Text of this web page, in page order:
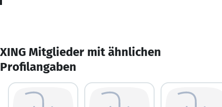
XING Mitglieder mit ähnlichen
Profilangaben